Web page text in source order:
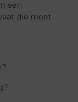
een
die moet